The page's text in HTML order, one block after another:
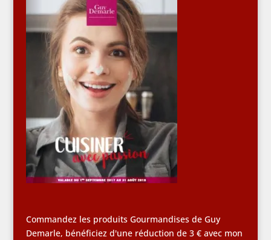
Commandez les produits Gourmandises de Guy
Demarle, bénéficiez d'une réduction de 3 € avec mon